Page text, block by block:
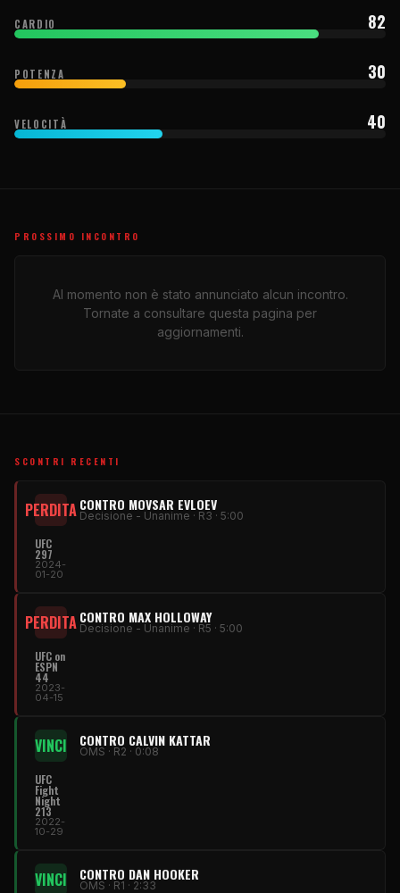
CARDIO 82
POTENZA 30
VELOCITÀ 40
PROSSIMO INCONTRO
Al momento non è stato annunciato alcun incontro.
Tornate a consultare questa pagina per
aggiornamenti.
SCONTRI RECENTI
PERDITACONTRO MOVSAR EVLOEV
Decisione - Unanime · R3 · 5:00
UFC
297
2024-
01-20
PERDITACONTRO MAX HOLLOWAY
Decisione - Unanime · R5 · 5:00
UFC on
ESPN
44
2023-
04-15
VINCI CONTRO CALVIN KATTAR
OMS · R2 · 0:08
UFC
Fight
Night
213
2022-
10-29
VINCI CONTRO DAN HOOKER
OMS · R1 · 2:33